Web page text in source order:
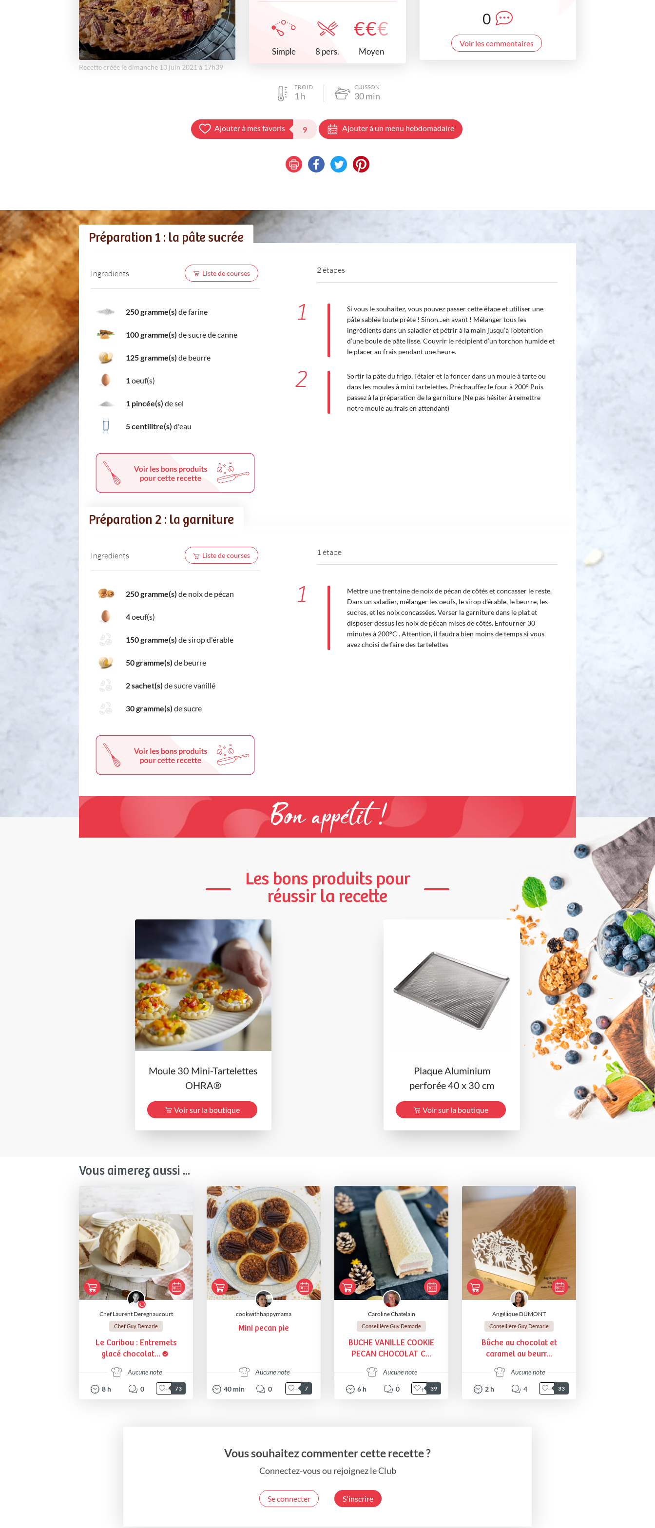
Recette créée le dimanche 13 juin 2021 à 17h39
Simple 8 pers.
€€€
Moyen
0
Voir les commentaires
FROID
1 h
CUISSON
30min
Ajouter à mes favoris 9 Ajouter à un menu hebdomadaire
Préparation 1 : la pâte sucrée
Ingredients Liste de courses
250 gramme(s) de farine
100 gramme(s) de sucre de canne
125 gramme(s) de beurre
1 oeuf(s)
1 pincée(s) de sel
5 centilitre(s) d'eau
2 étapes
1
Si vous le souhaitez, vous pouvez passer cette étape et utiliser une
pâte sablée toute prête ! Sinon...en avant ! Mélanger tous les
ingrédients dans un saladier et pétrir à la main jusqu’à l’obtention
d’une boule de pâte lisse. Couvrir le récipient d’un torchon humide et
le placer au frais pendant une heure.
2
Sortir la pâte du frigo, l'étaler et la foncer dans un moule à tarte ou
dans les moules à mini tartelettes. Préchauffez le four à 200° Puis
passez à la préparation de la garniture (Ne pas hésiter à remettre
notre moule au frais en attendant)
Préparation 2 : la garniture
Ingredients Liste de courses
250 gramme(s) de noix de pécan
4oeuf(s)
150 gramme(s) de sirop d'érable
50 gramme(s) de beurre
2 sachet(s) de sucre vanillé
30 gramme(s) de sucre
1 étape
1
Mettre une trentaine de noix de pécan de côtés et concasser le reste.
Dans un saladier, mélanger les oeufs, le sirop d’érable, le beurre, les
sucres, et les noix concassées. Verser la garniture dans le plat et
disposer dessus les noix de pécan mises de côtés. Enfourner 30
minutes à 200°C . Attention, il faudra bien moins de temps si vous
avez choisi de faire des tartelettes
Bon appétit !
Les bons produits pour
réussir la recette
Moule 30 Mini-Tartelettes
OHRA®
Voir sur la boutique
Plaque Aluminium
perforée 40 x 30 cm
Voir sur la boutique
Vous aimerez aussi ...
Chef Laurent Deregnaucourt
Chef Guy Demarle
Le Caribou : Entremets
glacé chocolat...
Aucune note
8 h 0 73
cookwithhappymama
Mini pecan pie
Aucune note
40 min 0 7
Caroline Chatelain
Conseillère Guy Demarle
BUCHE VANILLE COOKIE
PECAN CHOCOLAT C...
Aucune note
6 h 0 39
Angélique DUMONT
Conseillère Guy Demarle
Bûche au chocolat et
caramel au beurr...
Aucune note
2 h 4 33
Vous souhaitez commenter cette recette ?
Connectez-vous ou rejoignez le Club
Se connecter S'inscrire